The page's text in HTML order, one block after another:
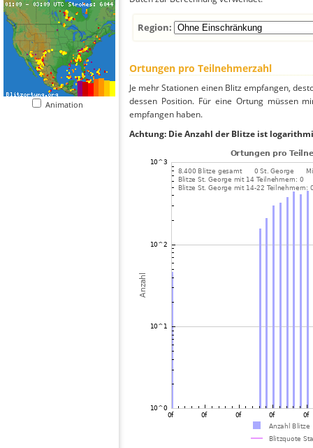
Animation
Region:
Ortungen pro Teilnehmerzahl
Je mehr Stationen einen Blitz empfangen,
dessen Position. Für eine Ortung müssen
empfangen haben.
Achtung: Die Anzahl der Blitze ist